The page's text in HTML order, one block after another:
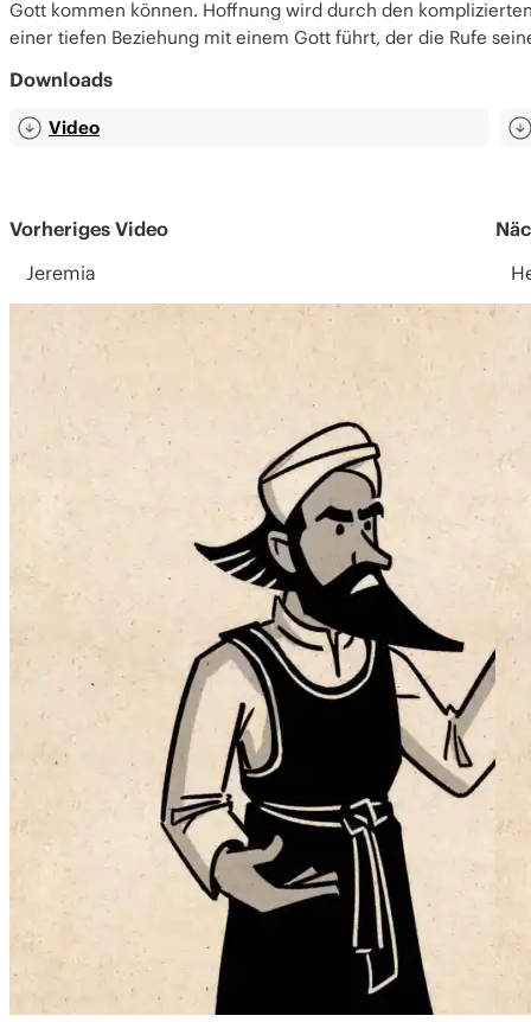
Gott kommen können. Hoffnung wird durch den
einer tiefen Beziehung mit einem Gott führt, der die Rufe
Downloads
Video
Vorheriges Video
Jeremia